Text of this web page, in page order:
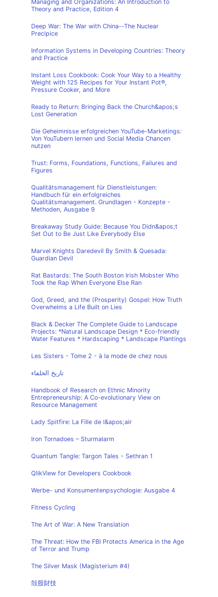
Managing and Organizations: An Introduction to
Theory and Practice, Edition 4
Deep War: The War with China--The Nuclear
Precipice
Information Systems in Developing Countries: Theory
and Practice
Instant Loss Cookbook: Cook Your Way to a Healthy
Weight with 125 Recipes for Your Instant Pot®,
Pressure Cooker, and More
Ready to Return: Bringing Back the Church&apos;s
Lost Generation
Die Geheimnisse erfolgreichen YouTube-Marketings:
Von YouTubern lernen und Social Media Chancen
nutzen
Trust: Forms, Foundations, Functions, Failures and
Figures
Qualitätsmanagement für Dienstleistungen:
Handbuch für ein erfolgreiches
Qualitätsmanagement. Grundlagen - Konzepte -
Methoden, Ausgabe 9
Breakaway Study Guide: Because You Didn&apos;t
Set Out to Be Just Like Everybody Else
Marvel Knights Daredevil By Smith & Quesada:
Guardian Devil
Rat Bastards: The South Boston Irish Mobster Who
Took the Rap When Everyone Else Ran
God, Greed, and the (Prosperity) Gospel: How Truth
Overwhelms a Life Built on Lies
Black & Decker The Complete Guide to Landscape
Projects: *Natural Landscape Design * Eco-friendly
Water Features * Hardscaping * Landscape Plantings
Les Sisters - Tome 2 - à la mode de chez nous
تاريخ الخلفاء
Handbook of Research on Ethnic Minority
Entrepreneurship: A Co-evolutionary View on
Resource Management
Lady Spitfire: La Fille de l&apos;air
Iron Tornadoes – Sturmalarm
Quantum Tangle: Targon Tales - Sethran 1
QlikView for Developers Cookbook
Werbe- und Konsumentenpsychologie: Ausgabe 4
Fitness Cycling
The Art of War: A New Translation
The Threat: How the FBI Protects America in the Age
of Terror and Trump
The Silver Mask (Magisterium #4)
殻股財技